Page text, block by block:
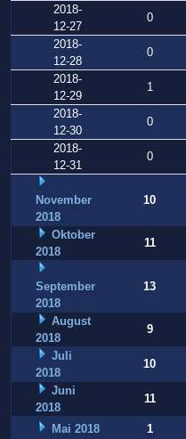
2018-
12-27
0
2018-
12-28
0
2018-
12-29
1
2018-
12-30
0
2018-
12-31
0
November
2018
10
Oktober
2018
11
September
2018
13
August
2018
9
Juli
2018
10
Juni
2018
11
Mai 2018 1